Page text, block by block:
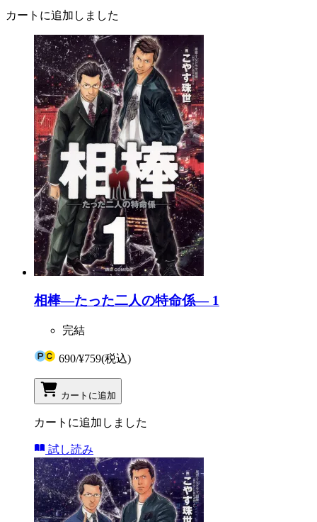
カートに追加しました
相棒―たった二人の特命係― 1
完結
690/¥759(税込)
カートに追加
カートに追加しました
試し読み